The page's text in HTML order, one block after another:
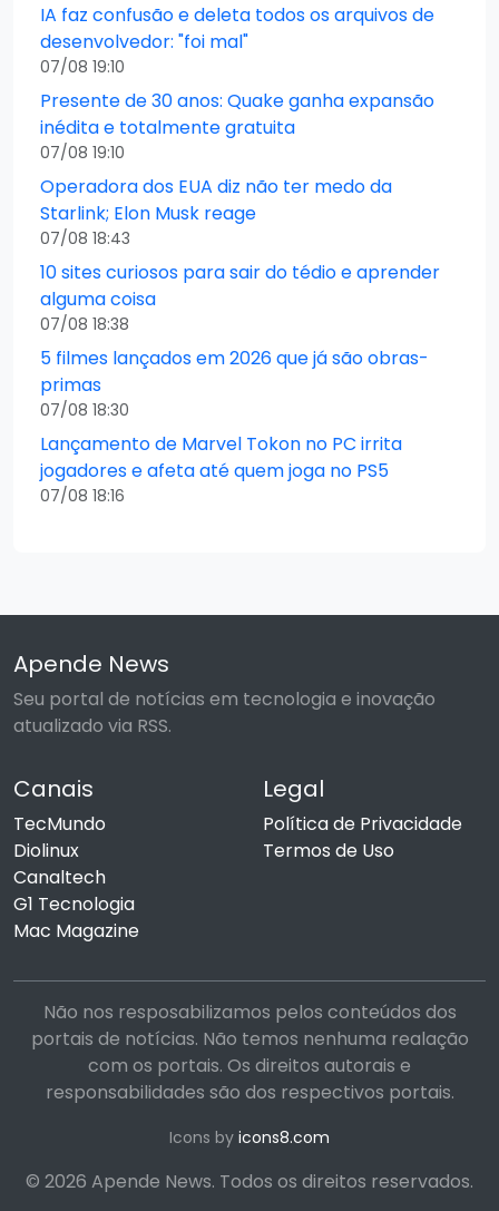
IA faz confusão e deleta todos os arquivos de
desenvolvedor: "foi mal"
07/08 19:10
Presente de 30 anos: Quake ganha expansão
inédita e totalmente gratuita
07/08 19:10
Operadora dos EUA diz não ter medo da
Starlink; Elon Musk reage
07/08 18:43
10 sites curiosos para sair do tédio e aprender
alguma coisa
07/08 18:38
5 filmes lançados em 2026 que já são obras-
primas
07/08 18:30
Lançamento de Marvel Tokon no PC irrita
jogadores e afeta até quem joga no PS5
07/08 18:16
Apende News
Seu portal de notícias em tecnologia e inovação
atualizado via RSS.
Canais
TecMundo
Diolinux
Canaltech
G1 Tecnologia
Mac Magazine
Legal
Política de Privacidade
Termos de Uso
Não nos resposabilizamos pelos conteúdos dos
portais de notícias. Não temos nenhuma realação
com os portais. Os direitos autorais e
responsabilidades são dos respectivos portais.
Icons by icons8.com
© 2026 Apende News. Todos os direitos reservados.